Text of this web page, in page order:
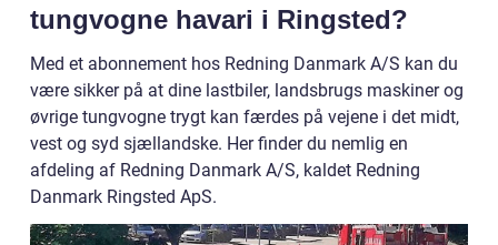
tungvogne havari i Ringsted?
Med et abonnement hos Redning Danmark A/S kan du
være sikker på at dine lastbiler, landsbrugs maskiner og
øvrige tungvogne trygt kan færdes på vejene i det midt,
vest og syd sjællandske. Her finder du nemlig en
afdeling af Redning Danmark A/S, kaldet Redning
Danmark Ringsted ApS.